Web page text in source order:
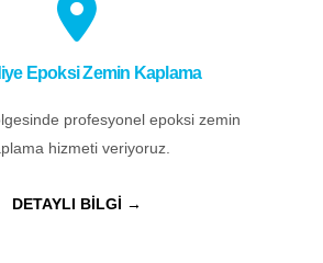
Epoksi Zemin Kaplama
profesyonel epoksi zemin
hizmeti veriyoruz.
DETAYLI BİLGİ →